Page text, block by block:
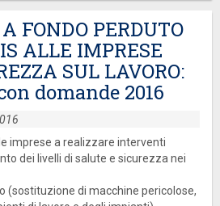
FONDO PERDUTO
ALLE IMPRESE
SUL LAVORO:
domande 2016
imprese a realizzare interventi
dei livelli di salute e sicurezza nei
(sostituzione di macchine pericolose,